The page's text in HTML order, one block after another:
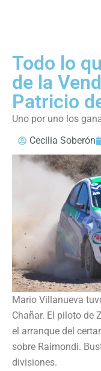
Todo lo
de la
Patricio
Uno por uno los
Cecilia Soberón
Mario Villanueva
Chañar. El piloto de
el arranque del
sobre Raimondi.
divisiones.